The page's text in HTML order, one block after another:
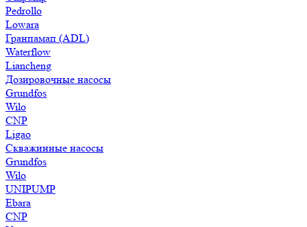
Pedrollo
Lowara
Гранпамап (ADL)
Waterflow
Liancheng
Дозировочные насосы
Grundfos
Wilo
CNP
Ligao
Скважинные насосы
Grundfos
Wilo
UNIPUMP
Ebara
CNP